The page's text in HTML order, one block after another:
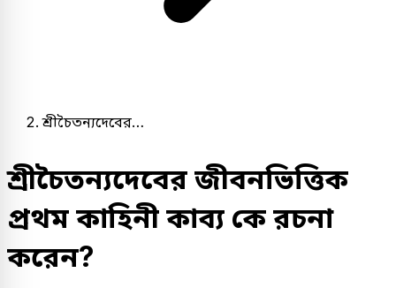
শ্রীচৈতন্যদেবের…
শ্রীচৈতন্যদেবের জীবনভিত্তিক
প্রথম কাহিনী কাব্য কে রচনা
করেন?